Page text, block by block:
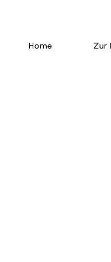
Home Zur
Home Zur